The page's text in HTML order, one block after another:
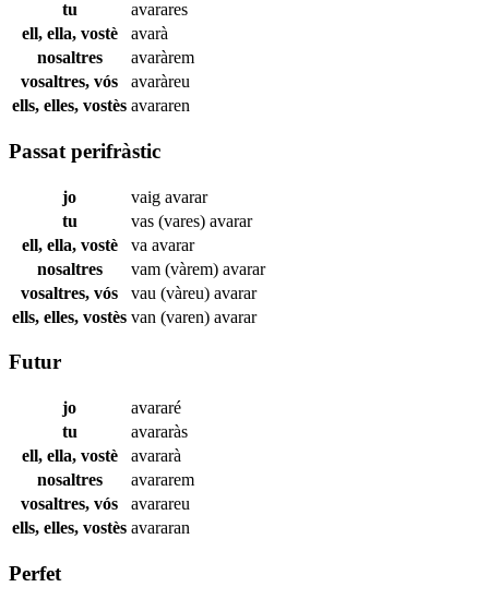
tu
avarares
ell, ella, vostè
avarà
nosaltres
avaràrem
vosaltres, vós
avaràreu
ells, elles, vostès avararen
Passat perifràstic
jo vaig avarar
tu
vas (vares) avarar
ell, ella, vostè
va avarar
nosaltres
vam (vàrem) avarar
vosaltres, vós
vau (vàreu) avarar
ells, elles, vostès van (varen) avarar
Futur
jo
avararé
tu
avararàs
ell, ella, vostè
avararà
nosaltres
avararem
vosaltres, vós
avarareu
ells, elles, vostès avararan
Perfet